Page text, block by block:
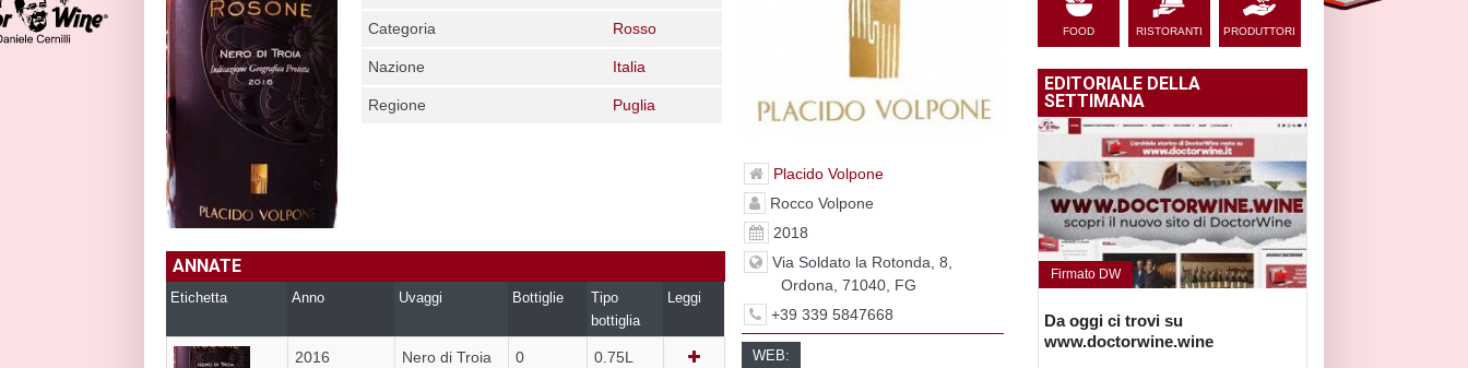
Categoria Rosso
Nazione Italia
Regione Puglia
ANNATE
Etichetta Anno Uvaggi Bottiglie
Tipo
bottiglia
Leggi
2016
Nero di Troia
0 0.75L
Placido Volpone
Rocco Volpone
2018
Via Soldato la Rotonda, 8,
Ordona, 71040, FG
+39 339 5847668
WEB:
FOOD RISTORANTI PRODUTTORI
EDITORIALE DELLA
SETTIMANA
Firmato DW
Da oggi ci trovi su
www.doctorwine.wine